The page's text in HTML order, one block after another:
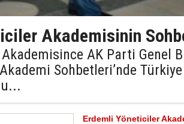
Akademisinin
AK Parti Genel
Sohbetleri’nde Türkiye
Erdemli Yöneticiler